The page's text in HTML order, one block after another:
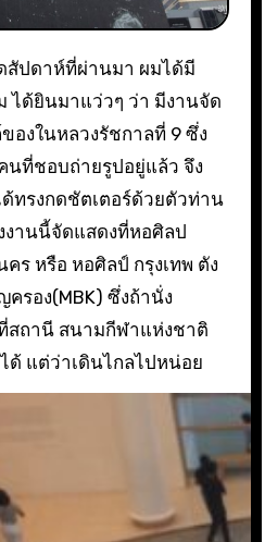
ได้ยินมาแว่วๆ ว่า มีงานจัด
องในหลวงรัชกาลที่ 9 ซึ่ง
นที่ชอบถ่ายรูปอยู่แล้ว จึง
ทรงกดชัตเตอร์ด้วยตัวท่าน
งานนี้จัดแสดงที่หอศิลป
ร หรือ หอศิลป์ กรุงเทพ ตัง
รอง(MBK) ซึ่งถ้านั่ง
สถานี สนามกีฬาแห่งชาติ
ด้ แต่ว่าเดินไกลไปหน่อย